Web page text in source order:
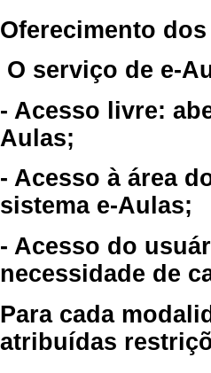
Oferecimento
O serviço de e-
- Acesso livre:
Aulas;
- Acesso à área
sistema e-Aulas;
- Acesso do
necessidade de
Para cada
atribuídas